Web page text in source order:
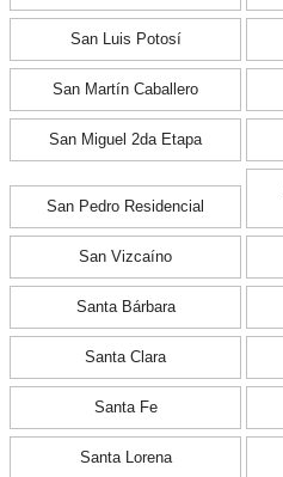
San Luis Potosí
San Martín Caballero
San Miguel 2da Etapa
San Pedro Residencial
San Vizcaíno
Santa Bárbara
Santa Clara
Santa Fe
Santa Lorena